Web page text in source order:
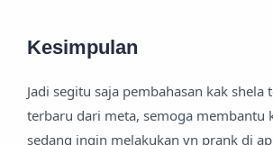
Kesimpulan
Jadi segitu saja pembahasan kak shela
terbaru dari meta, semoga membantu
sedang ingin melakukan vn prank di